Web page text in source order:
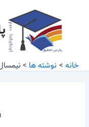
خانه نوشته ها نیمسال